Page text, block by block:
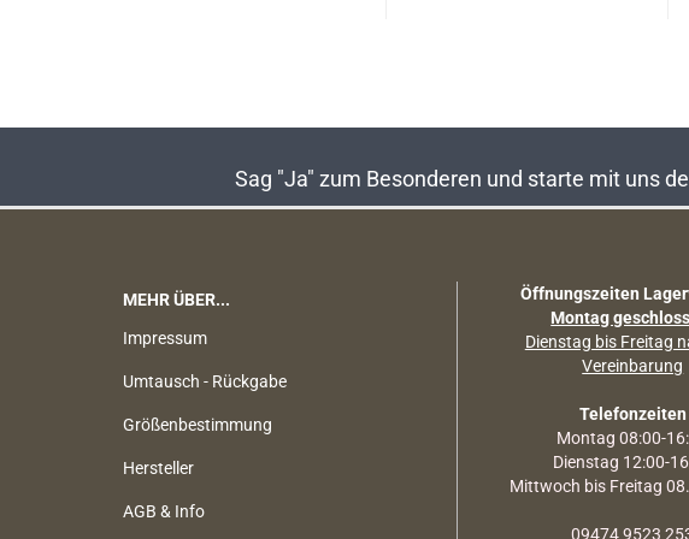
Sag "Ja" zum Besonderen und starte mit uns
MEHR ÜBER...
Impressum
Umtausch - Rückgabe
Größenbestimmung
Hersteller
AGB & Info
Öffnungszeiten
Montag
Dienstag bis Freitag
Vereinbarung
Telefonzeiten
Montag 08:00-
Dienstag 12:00-
Mittwoch bis Freitag
09474 9523